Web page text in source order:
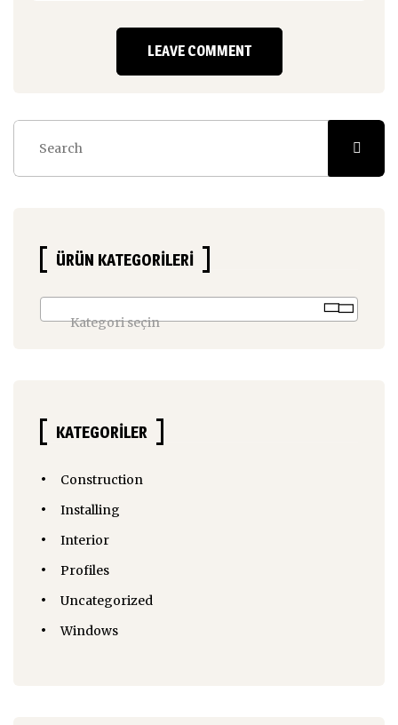
ÜRÜN KATEGORILERI
Kategori seçin
KATEGORILER
Construction
Installing
Interior
Profiles
Uncategorized
Windows